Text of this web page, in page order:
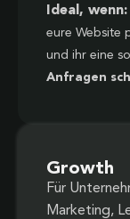
Ideal, wenn:
eure Website
und ihr eine
Anfragen
Growth
Für
Marketing,